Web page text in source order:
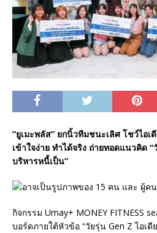
“ยูเมะพลัส” ยกนิ้วทีมชนะเลิศ โชว์ไอเ
เข้าใจง่าย ทำได้จริง ถ่ายทอดแนวคิด “
บริหารหนี้เป็น”
กิจกรรม Umay+ MONEY FITNESS
บอร์ดภายใต้หัวข้อ “วัยรุ่น Gen Z ไอเ